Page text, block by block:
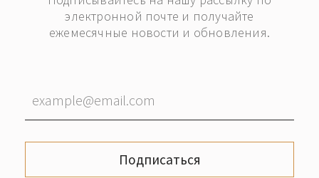
электронной почте и получайте
ежемесячные новости и обновления.
Подписаться